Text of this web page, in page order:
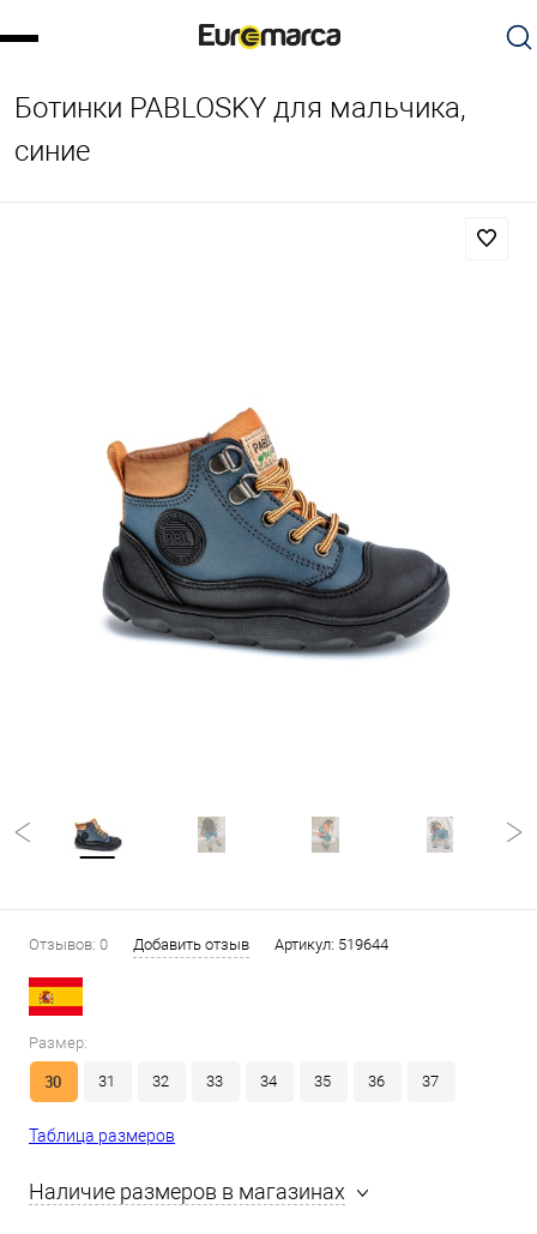
Ботинки PABLOSKY для мальчика,
синие
Отзывов: 0 Добавить отзыв Артикул: 519644
Размер:
30 31 32 33 34 35 36 37
Таблица размеров
Наличие размеров в магазинах